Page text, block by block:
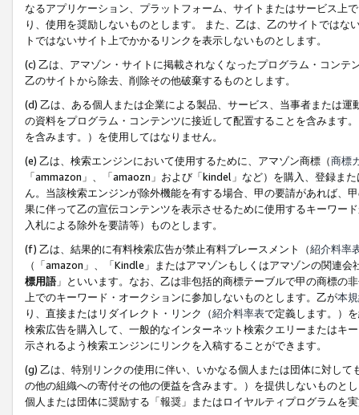
なるアプリケーション、プラットフォーム、サイトまたはサービス上
り、使用を奨励しないものとします。 また、乙は、乙のサイトでは
トではないサイト上でかかるリンクを表示しないものとします。
(c) 乙は、アマゾン・サイトに掲載されなくなったプログラム・コン
乙のサイトから除去、削除その他破棄するものとします。
(d) 乙は、ある個人または企業による製品、サービス、当事者または
の資料をプログラム・コンテンツに接近して配置することを含みます
を含みます。）を使用してはなりません。
(e) 乙は、検索エンジンにおいて使用するために、アマゾン商標（商標
「ammazon」、「amaozn」および「kindel」など）を購入、登録ま
ん。当該検索エンジンが除外機能を有する場合、甲の要請があれば、
果に伴って乙の宣伝コンテンツを表示させるために使用するキーワー
入札による除外を要請等）ものとします。
(f) 乙は、結果的に有料検索広告が禁止有料プレースメント（紹介料率
（「amazon」、「Kindle」またはアマゾンもしくはアマゾンの関連
標用語」といいます。なお、乙は非包括的商標テーブルで甲の商標の
上でのキーワード・オークションに参加しないものとします。乙が本
り、直接またはリダイレクト・リンク（紹介料率表で定義します。）
検索広告を購入して、一般的なインターネット検索クエリーまたはキ
示されるよう検索エンジンにリンクを入稿することができます。
(g) 乙は、特別リンクの使用に伴い、いかなる個人または団体に対し
の他の組織への寄付その他の便益を含みます。）を提供しないものと
個人または団体に奨励する「報奨」またはロイヤルティプログラムを